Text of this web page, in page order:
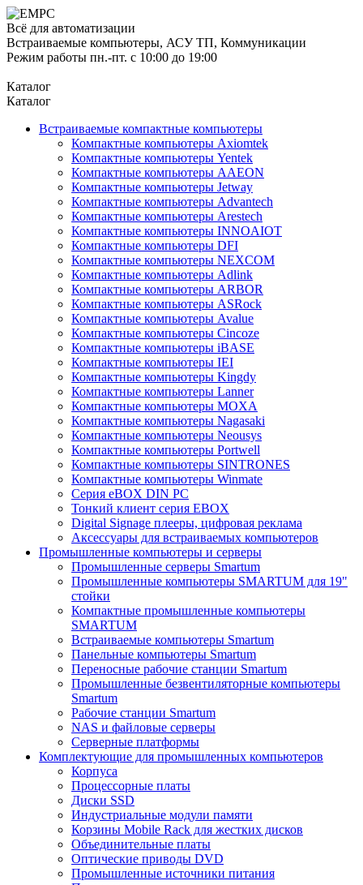
Всё для автоматизации
Встраиваемые компьютеры, АСУ ТП, Коммуникации
Режим работы пн.-пт. с 10:00 до 19:00
Каталог
Каталог
Встраиваемые компактные компьютеры
Компактные компьютеры Axiomtek
Компактные компьютеры Yentek
Компактные компьютеры AAEON
Компактные компьютеры Jetway
Компактные компьютеры Advantech
Компактные компьютеры Arestech
Компактные компьютеры INNOAIOT
Компактные компьютеры DFI
Компактные компьютеры NEXCOM
Компактные компьютеры Adlink
Компактные компьютеры ARBOR
Компактные компьютеры ASRock
Компактные компьютеры Avalue
Компактные компьютеры Cincoze
Компактные компьютеры iBASE
Компактные компьютеры IEI
Компактные компьютеры Kingdy
Компактные компьютеры Lanner
Компактные компьютеры MOXA
Компактные компьютеры Nagasaki
Компактные компьютеры Neousys
Компактные компьютеры Portwell
Компактные компьютеры SINTRONES
Компактные компьютеры Winmate
Серия eBOX DIN PC
Тонкий клиент серия EBOX
Digital Signage плееры, цифровая реклама
Аксессуары для встраиваемых компьютеров
Промышленные компьютеры и серверы
Промышленные серверы Smartum
Промышленные компьютеры SMARTUM для 19"
стойки
Компактные промышленные компьютеры
SMARTUM
Встраиваемые компьютеры Smartum
Панельные компьютеры Smartum
Переносные рабочие станции Smartum
Промышленные безвентиляторные компьютеры
Smartum
Рабочие станции Smartum
NAS и файловые серверы
Серверные платформы
Комплектующие для промышленных компьютеров
Корпуса
Процессорные платы
Диски SSD
Индустриальные модули памяти
Корзины Mobile Rack для жестких дисков
Объединительные платы
Оптические приводы DVD
Промышленные источники питания